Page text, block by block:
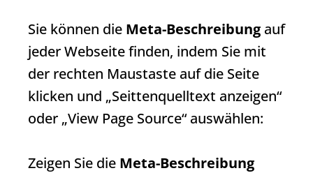
Sie können die Meta-Beschreibung auf
jeder Webseite finden, indem Sie mit
der rechten Maustaste auf die Seite
klicken und „Seittenquelltext anzeigen“
oder „View Page Source“ auswählen:
Zeigen Sie die Meta-Beschreibung